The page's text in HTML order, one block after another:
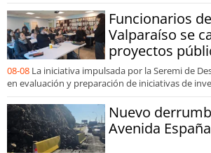
Funcionarios
Valparaíso se
proyectos
08-08 La iniciativa impulsada por la Seremi de
en evaluación y preparación de iniciativas de
Nuevo
Avenida